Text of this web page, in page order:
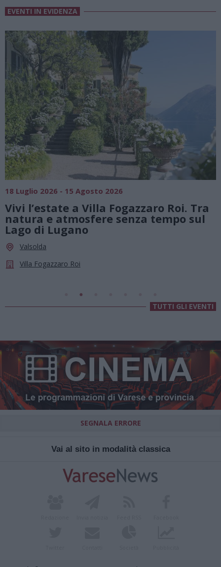
EVENTI IN EVIDENZA
18 Luglio 2026 - 15 Agosto 2026
Vivi l’estate a Villa Fogazzaro Roi. Tra
natura e atmosfere senza tempo sul
Lago di Lugano
Valsolda
Villa Fogazzaro Roi
TUTTI GLI EVENTI
SEGNALA ERRORE
Vai al sito in modalità classica